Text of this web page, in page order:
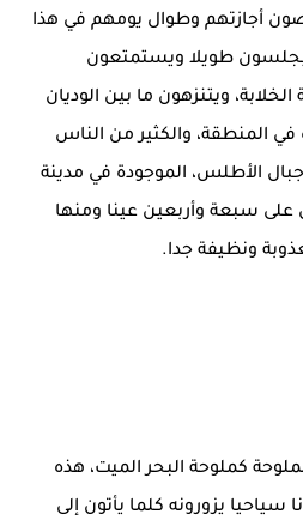
أجازتهم وطوال يومهم في هذا
طويلا ويستمتعون
ويتنزهون ما بين الوديان
في المنطقة، والكثير من الناس
الأطلس، الموجودة في مدينة
على سبعة وأربعين عينا ومنها
ونظيفة جدا.
كملوحة البحر الميت، هذه
سياحيا يزورونه كلما يأتون إلى